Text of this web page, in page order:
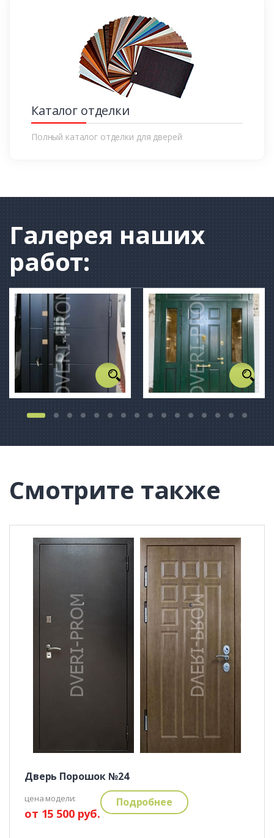
Каталог отделки
Полный каталог отделки для дверей
Галерея наших
работ:
Смотрите также
Дверь Порошок №24
цена модели:
от 15 500 руб.
Подробнее